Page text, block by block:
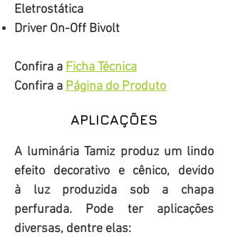
Eletrostática
Driver On-Off Bivolt
Confira a Ficha Técnica
Confira a Página do Produto
APLICAÇÕES
A luminária Tamiz produz um lindo
efeito decorativo e cênico, devido
à luz produzida sob a chapa
perfurada. Pode ter aplicações
diversas, dentre elas: